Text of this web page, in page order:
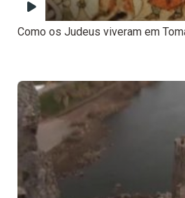
Como os Judeus viveram em